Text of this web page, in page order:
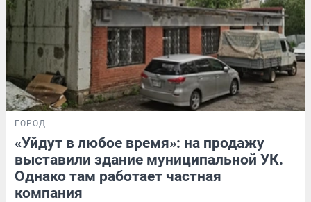
ГОРОД
«Уйдут в любое время»: на продажу
выставили здание муниципальной УК.
Однако там работает частная
компания